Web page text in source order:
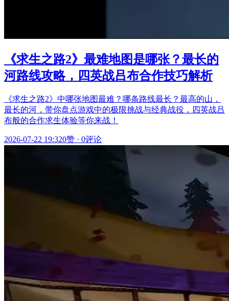
《求生之路2》最难地图是哪张？最长的
河路线攻略，四英战吕布合作技巧解析
《求生之路2》中哪张地图最难？哪条路线最长？最高的山，
最长的河，带你盘点游戏中的极限挑战与经典战役，四英战吕
布般的合作求生体验等你来战！
2026-07-22 19:320赞 · 0评论